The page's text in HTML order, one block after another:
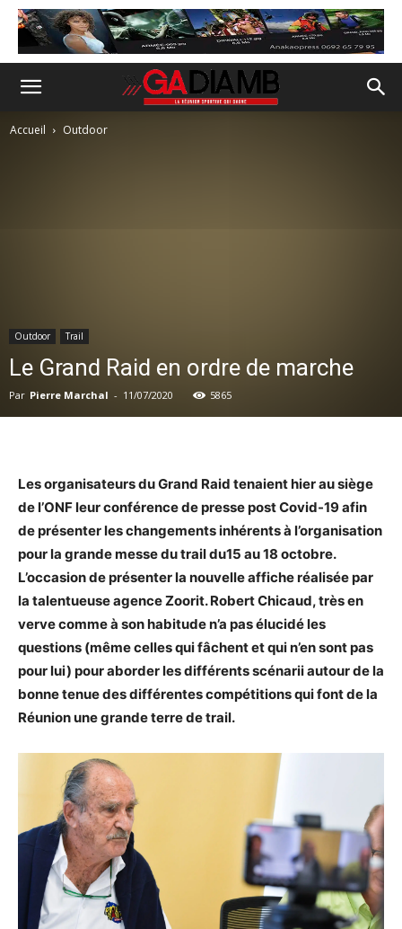
Accueil Outdoor
Outdoor Trail
Le Grand Raid en ordre de marche
Par Pierre Marchal - 11/07/2020 5865
Les organisateurs du Grand Raid tenaient hier au siège
de l’ONF leur conférence de presse post Covid-19 afin
de présenter les changements inhérents à l’organisation
pour la grande messe du trail du15 au 18 octobre.
L’occasion de présenter la nouvelle affiche réalisée par
la talentueuse agence Zoorit. Robert Chicaud, très en
verve comme à son habitude n’a pas élucidé les
questions (même celles qui fâchent et qui n’en sont pas
pour lui) pour aborder les différents scénarii autour de la
bonne tenue des différentes compétitions qui font de la
Réunion une grande terre de trail.